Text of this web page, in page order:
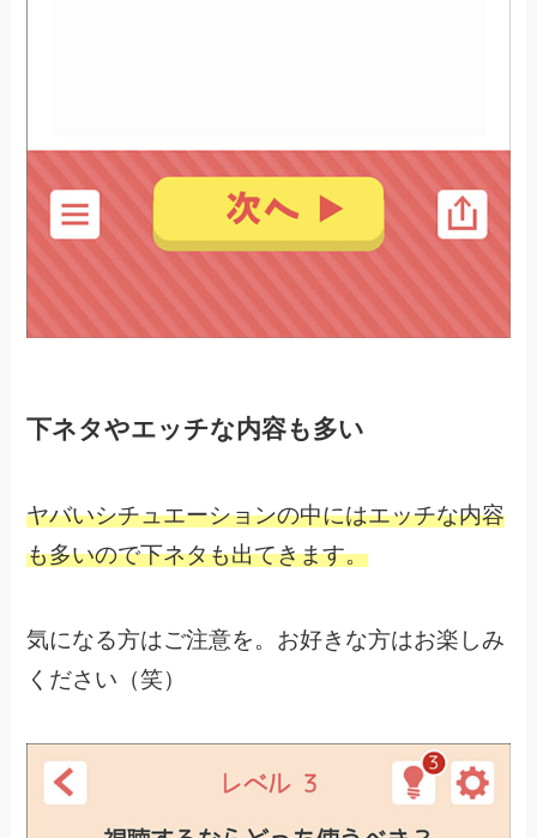
下ネタやエッチな内容も多い
ヤバいシチュエーションの中にはエッチな内容
も多いので下ネタも出てきます。
気になる方はご注意を。 お好きな方はお楽しみ
ください（笑）